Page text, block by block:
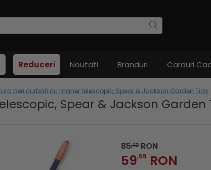
Reduceri Noutati Branduri Carduri
peri curbati cu maner telescopic, Spear & Jackson Garden Tidy
Spear & Jackson Garden
85,12RON
59,58 RON